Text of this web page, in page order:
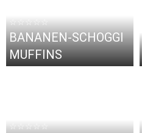
☆☆☆☆☆
BANANEN-SCHOGGI
MUFFINS
☆☆☆☆☆